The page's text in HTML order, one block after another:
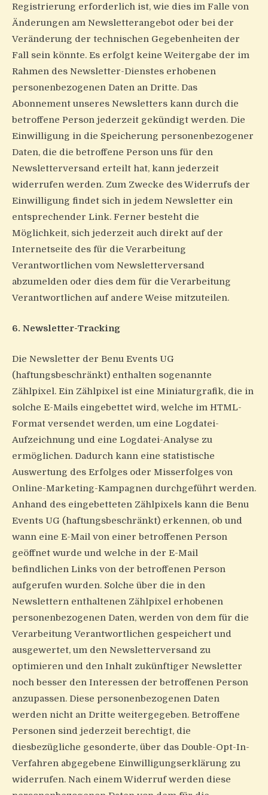
Registrierung erforderlich ist, wie dies im Falle von
Änderungen am Newsletterangebot oder bei der
Veränderung der technischen Gegebenheiten der
Fall sein könnte. Es erfolgt keine Weitergabe der im
Rahmen des Newsletter-Dienstes erhobenen
personenbezogenen Daten an Dritte. Das
Abonnement unseres Newsletters kann durch die
betroffene Person jederzeit gekündigt werden. Die
Einwilligung in die Speicherung personenbezogener
Daten, die die betroffene Person uns für den
Newsletterversand erteilt hat, kann jederzeit
widerrufen werden. Zum Zwecke des Widerrufs der
Einwilligung findet sich in jedem Newsletter ein
entsprechender Link. Ferner besteht die
Möglichkeit, sich jederzeit auch direkt auf der
Internetseite des für die Verarbeitung
Verantwortlichen vom Newsletterversand
abzumelden oder dies dem für die Verarbeitung
Verantwortlichen auf andere Weise mitzuteilen.
6. Newsletter-Tracking
Die Newsletter der Benu Events UG
(haftungsbeschränkt) enthalten sogenannte
Zählpixel. Ein Zählpixel ist eine Miniaturgrafik, die in
solche E-Mails eingebettet wird, welche im HTML-
Format versendet werden, um eine Logdatei-
Aufzeichnung und eine Logdatei-Analyse zu
ermöglichen. Dadurch kann eine statistische
Auswertung des Erfolges oder Misserfolges von
Online-Marketing-Kampagnen durchgeführt werden.
Anhand des eingebetteten Zählpixels kann die Benu
Events UG (haftungsbeschränkt) erkennen, ob und
wann eine E-Mail von einer betroffenen Person
geöffnet wurde und welche in der E-Mail
befindlichen Links von der betroffenen Person
aufgerufen wurden. Solche über die in den
Newslettern enthaltenen Zählpixel erhobenen
personenbezogenen Daten, werden von dem für die
Verarbeitung Verantwortlichen gespeichert und
ausgewertet, um den Newsletterversand zu
optimieren und den Inhalt zukünftiger Newsletter
noch besser den Interessen der betroffenen Person
anzupassen. Diese personenbezogenen Daten
werden nicht an Dritte weitergegeben. Betroffene
Personen sind jederzeit berechtigt, die
diesbezügliche gesonderte, über das Double-Opt-In-
Verfahren abgegebene Einwilligungserklärung zu
widerrufen. Nach einem Widerruf werden diese